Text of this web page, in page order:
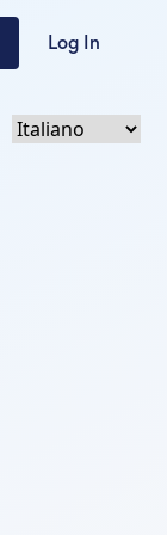
Log In